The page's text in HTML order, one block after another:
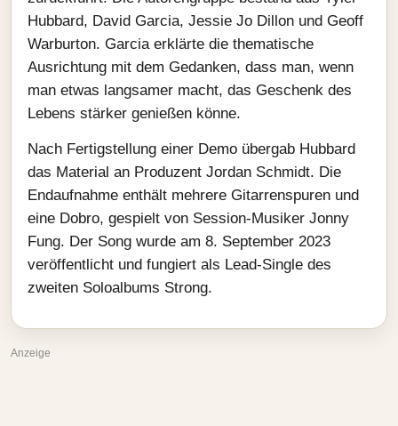
Hubbard, David Garcia, Jessie Jo Dillon und Geoff
Warburton. Garcia erklärte die thematische
Ausrichtung mit dem Gedanken, dass man, wenn
man etwas langsamer macht, das Geschenk des
Lebens stärker genießen könne.
Nach Fertigstellung einer Demo übergab Hubbard
das Material an Produzent Jordan Schmidt. Die
Endaufnahme enthält mehrere Gitarrenspuren und
eine Dobro, gespielt von Session‑Musiker Jonny
Fung. Der Song wurde am 8. September 2023
veröffentlicht und fungiert als Lead‑Single des
zweiten Soloalbums Strong.
Anzeige